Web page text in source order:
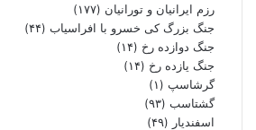
رزم ایرانیان و تورانیان (۱۷۷)
جنگ بزرگ کی خسرو با افراسیاب (۴۴)
جنگ دوازده رخ (۱۴)
جنگ یازده رخ (۱۴)
گرشاسپ (۱)
گشتاسب (۹۳)
اسفندیار (۴۹)